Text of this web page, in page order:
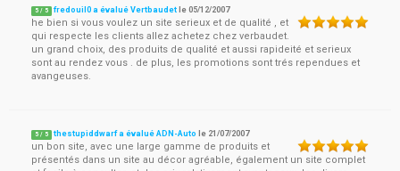
5 / 5 fredouil0 a évalué Vertbaudet le05/12/2007
he bien si vous voulez un site serieux et de qualité , et
qui respecte les clients allez achetez chez verbaudet.
un grand choix, des produits de qualité et aussi rapideité et serieux
sont au rendez vous . de plus, les promotions sont trés rependues et
avangeuses.
5 / 5 thestupiddwarf a évalué ADN-Auto le 21/07/2007
un bon site, avec une large gamme de produits et
présentés dans un site au décor agréable, également un site complet